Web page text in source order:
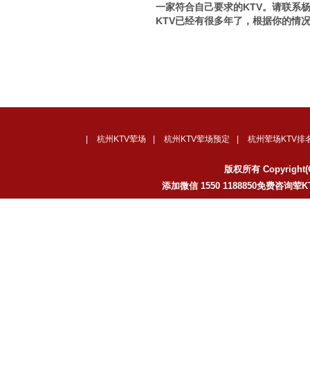
一家符合自己要求的KTV。请联系
KTV已经有很多年了，根据你的情
杭州KTV荤场 杭州KTV荤场预定 杭州荤场KTV排
版权所有
添加微信 1550 1188850免费咨询荤